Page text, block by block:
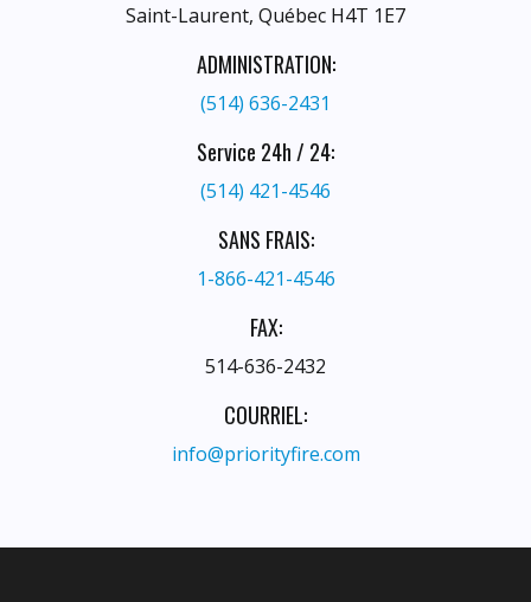
Saint-Laurent, Québec H4T 1E7
ADMINISTRATION:
(514) 636-2431
Service 24h / 24:
(514) 421-4546
SANS FRAIS:
1-866-421-4546
FAX:
514-636-2432
COURRIEL:
info@priorityfire.com